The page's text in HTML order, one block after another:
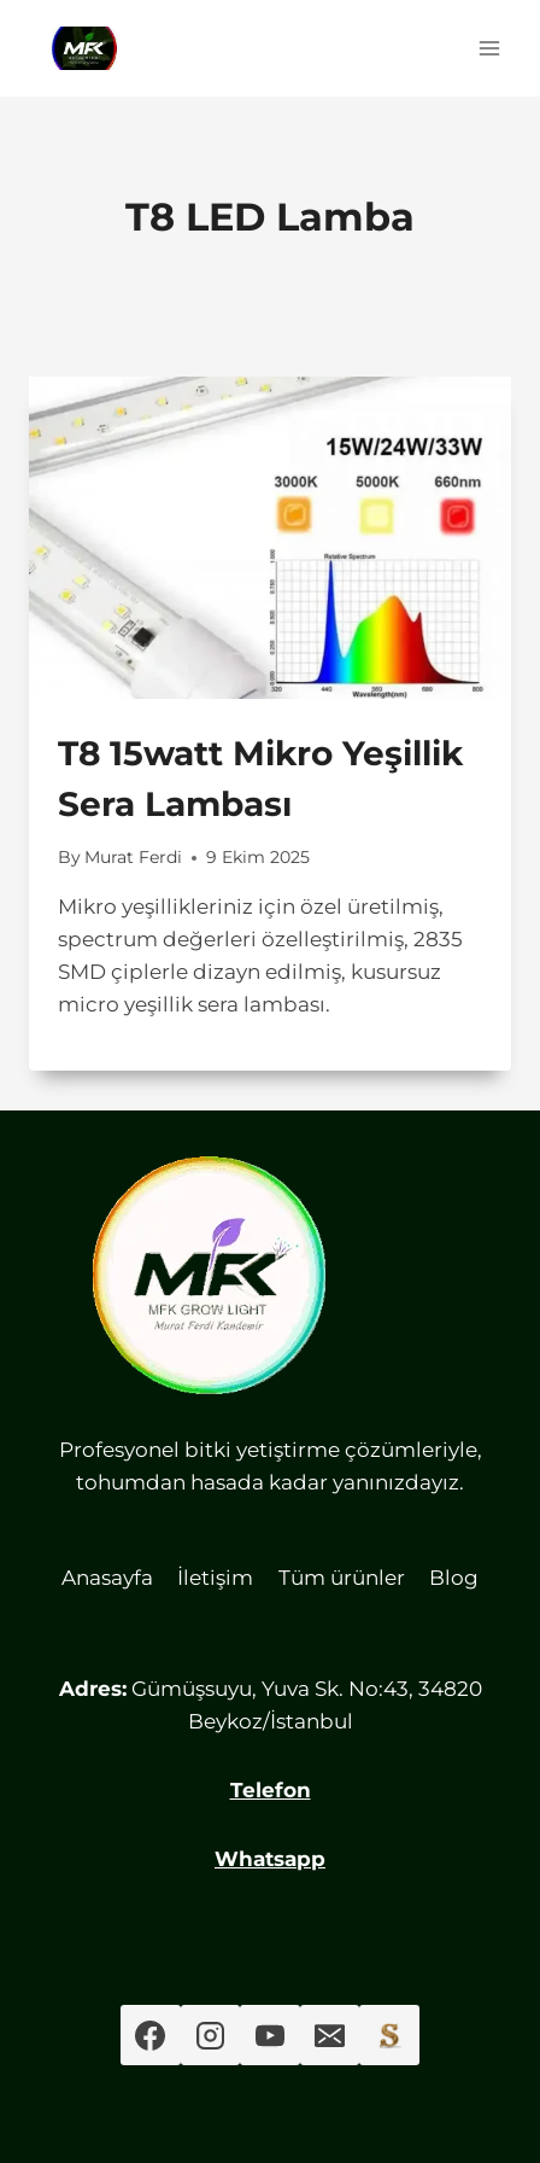
T8 LED Lamba
T8 15watt Mikro Yeşillik
Sera Lambası
By Murat Ferdi 9 Ekim 2025
Mikro yeşillikleriniz için özel üretilmiş,
spectrum değerleri özelleştirilmiş, 2835
SMD çiplerle dizayn edilmiş, kusursuz
micro yeşillik sera lambası.
Profesyonel bitki yetiştirme çözümleriyle,
tohumdan hasada kadar yanınızdayız.
Anasayfa İletişim Tüm ürünler Blog
Adres:Gümüşsuyu, Yuva Sk. No:43, 34820
Beykoz/İstanbul
Telefon
Whatsapp